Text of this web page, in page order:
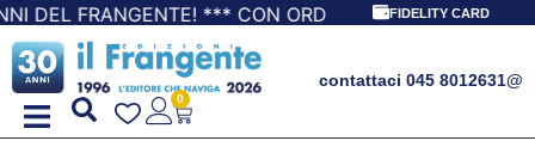
FRANGENTE! *** CON ORDINI A PARTIRE DA
FIDELITY CARD
contattaci 045 8012631@
0